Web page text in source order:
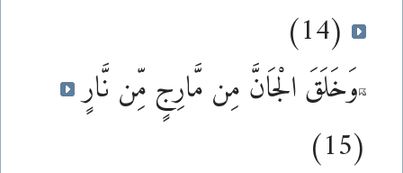
(14)
وَخَلَقَ الْجَانَّ مِن مَّارِجٍ مِّن نَّارٍ
(15)